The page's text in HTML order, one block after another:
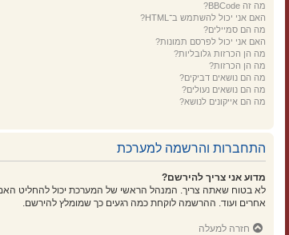
מה זה BBCode?
האם אני יכול להשתמש ב־HTML?
מה הם סמיילים?
האם אני יכול לפרסם תמונות?
מה הן הכרזות גלובליות?
מה הן הכרזות?
מה הם נושאים דביקים?
מה הם נושאים נעולים?
מה הם אייקונים לנושא?
התחברות והרשמה למערכת
מדוע אני צריך להירשם?
לא בטוח שאתה צריך. המנהל הראשי של המערכת יכול להחליט האם
אחרים ועוד. ההרשמה לוקחת כמה רגעים כך שמומלץ להירשם.
חזרה למעלה